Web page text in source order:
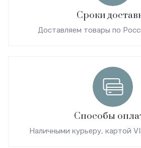
Сроки
Доставляем товары по
Способы
Наличными курьеру, картой